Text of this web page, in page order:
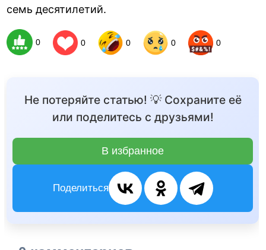
семь десятилетий.
0 0 0 0 0
Не потеряйте статью! 💡 Сохраните её
или поделитесь с друзьями!
В избранное
Поделиться